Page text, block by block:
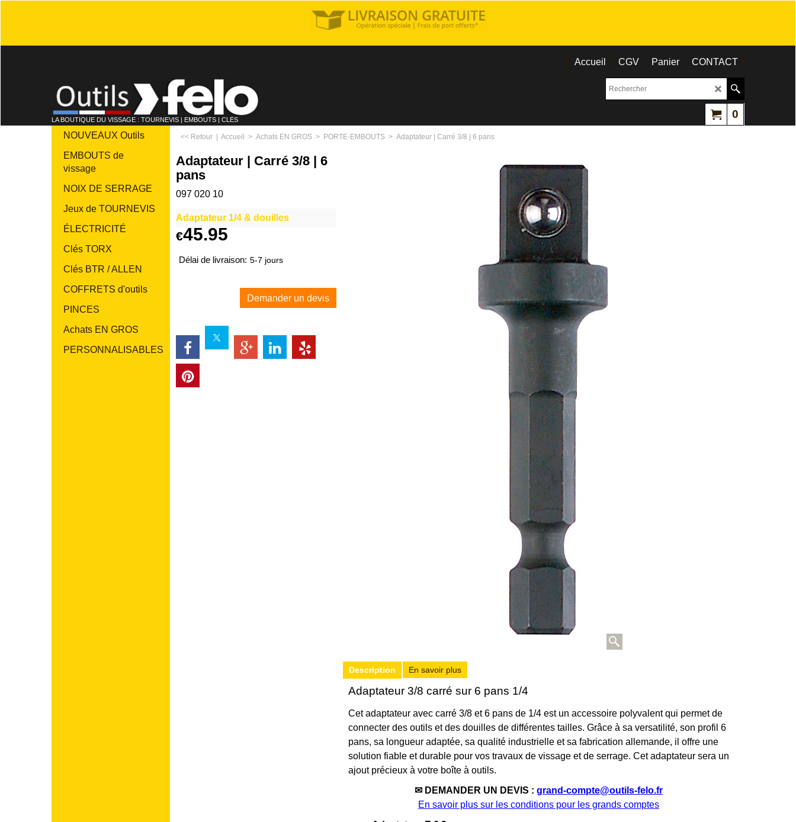
Accueil CGV Panier CONTACT
LA BOUTIQUE DU VISSAGE : TOURNEVIS | EMBOUTS | CLÉS 0
NOUVEAUX Outils
EMBOUTS de
vissage
NOIX DE SERRAGE
Jeux de TOURNEVIS
ÉLECTRICITÉ
Clés TORX
Clés BTR / ALLEN
COFFRETS d'outils
PINCES
Achats EN GROS
PERSONNALISABLES
<< Retour | Accueil > Achats EN GROS > PORTE-EMBOUTS > Adaptateur | Carré 3/8 | 6 pans
Adaptateur | Carré 3/8 | 6
pans
097 020 10
Adaptateur 1/4 & douilles
€45.95
Délai de livraison: 5-7 jours
Demander un devis
Description En savoir plus
Adaptateur 3/8 carré sur 6 pans 1/4
Cet adaptateur avec carré 3/8 et 6 pans de 1/4 est un accessoire polyvalent qui permet de
connecter des outils et des douilles de différentes tailles. Grâce à sa versatilité, son profil 6
pans, sa longueur adaptée, sa qualité industrielle et sa fabrication allemande, il offre une
solution fiable et durable pour vos travaux de vissage et de serrage. Cet adaptateur sera un
ajout précieux à votre boîte à outils.
✉ DEMANDER UN DEVIS : grand-compte@outils-felo.fr
En savoir plus sur les conditions pour les grands comptes